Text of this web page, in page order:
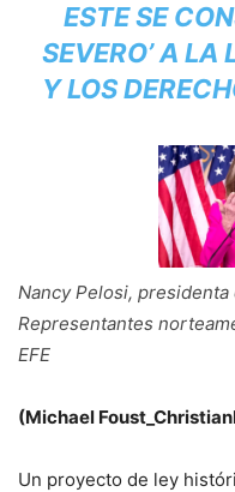
ESTE SE
SEVERO’ A LA
Y LOS
Nancy Pelosi, presidenta
Representantes
EFE
(Michael
Un proyecto de ley